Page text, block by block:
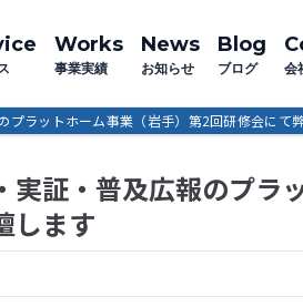
Works
事業実績
News
お知らせ
Blog
ブログ 会
ラットホーム事業（岩手）第2回研修会にて
証・普及広報のプラ
します